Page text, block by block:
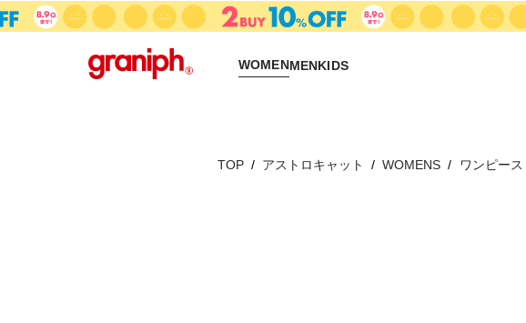
WOMENMENKIDS
TOP アストロキャット WOMENS ワンピース